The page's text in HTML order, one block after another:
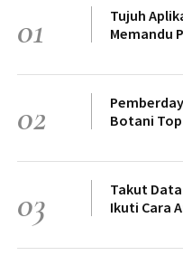
01
Tujuh
Memandu
02
Botani Top
03
Takut
Ikuti Cara